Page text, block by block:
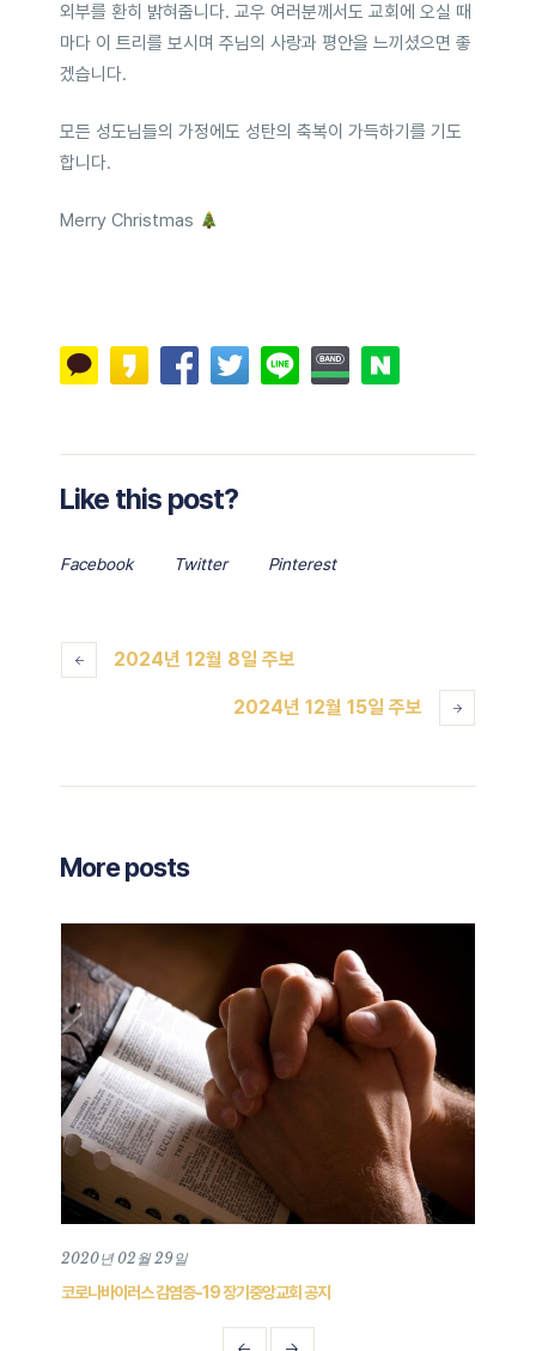
외부를 환히 밝혀줍니다. 교우 여러분께서도 교회에 오실 때
마다 이 트리를 보시며 주님의 사랑과 평안을 느끼셨으면 좋
겠습니다.
모든 성도님들의 가정에도 성탄의 축복이 가득하기를 기도
합니다.
Merry Christmas
Like this post?
Facebook Twitter Pinterest
2024년 12월 8일 주보
2024년 12월 15일 주보
More posts
2020년 02월 29일
코로나바이러스 감염증-19 장기중앙교회 공지